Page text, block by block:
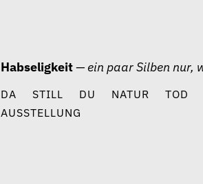
Habseligkeit— ein paar Silben nur,
DA STILL DU NATUR TOD
AUSSTELLUNG